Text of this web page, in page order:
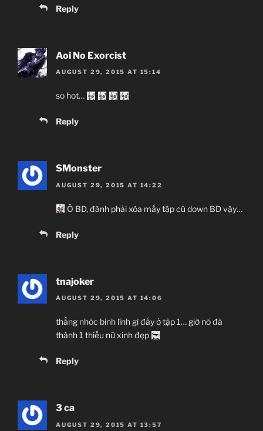
Reply
Aoi No Exorcist
AUGUST 29, 2015 AT 15:14
so hot…
Reply
SMonster
AUGUST 29, 2015 AT 14:22
Ô BD, đành phải xóa mấy tập cũ down BD vậy…
Reply
tnajoker
AUGUST 29, 2015 AT 14:06
thằng nhóc binh lính gì đấy ở tập 1… giờ nó đã
thành 1 thiếu nữ xinh đẹp
Reply
3 ca
AUGUST 29, 2015 AT 13:57